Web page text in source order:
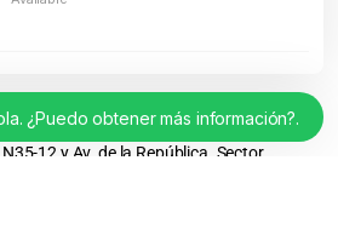
12 y Av. de la República. Sector
¿Puedo obtener más información?.